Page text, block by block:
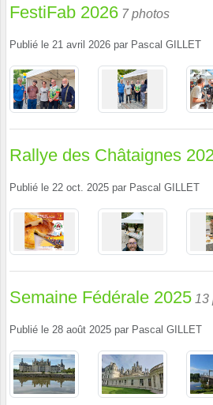
FestiFab 2026 7 photos
Publié le 21 avril 2026 par Pascal GILLET
Rallye des Châtaignes
Publié le 22 oct. 2025 par Pascal GILLET
Semaine Fédérale 2025 13
Publié le 28 août 2025 par Pascal GILLET